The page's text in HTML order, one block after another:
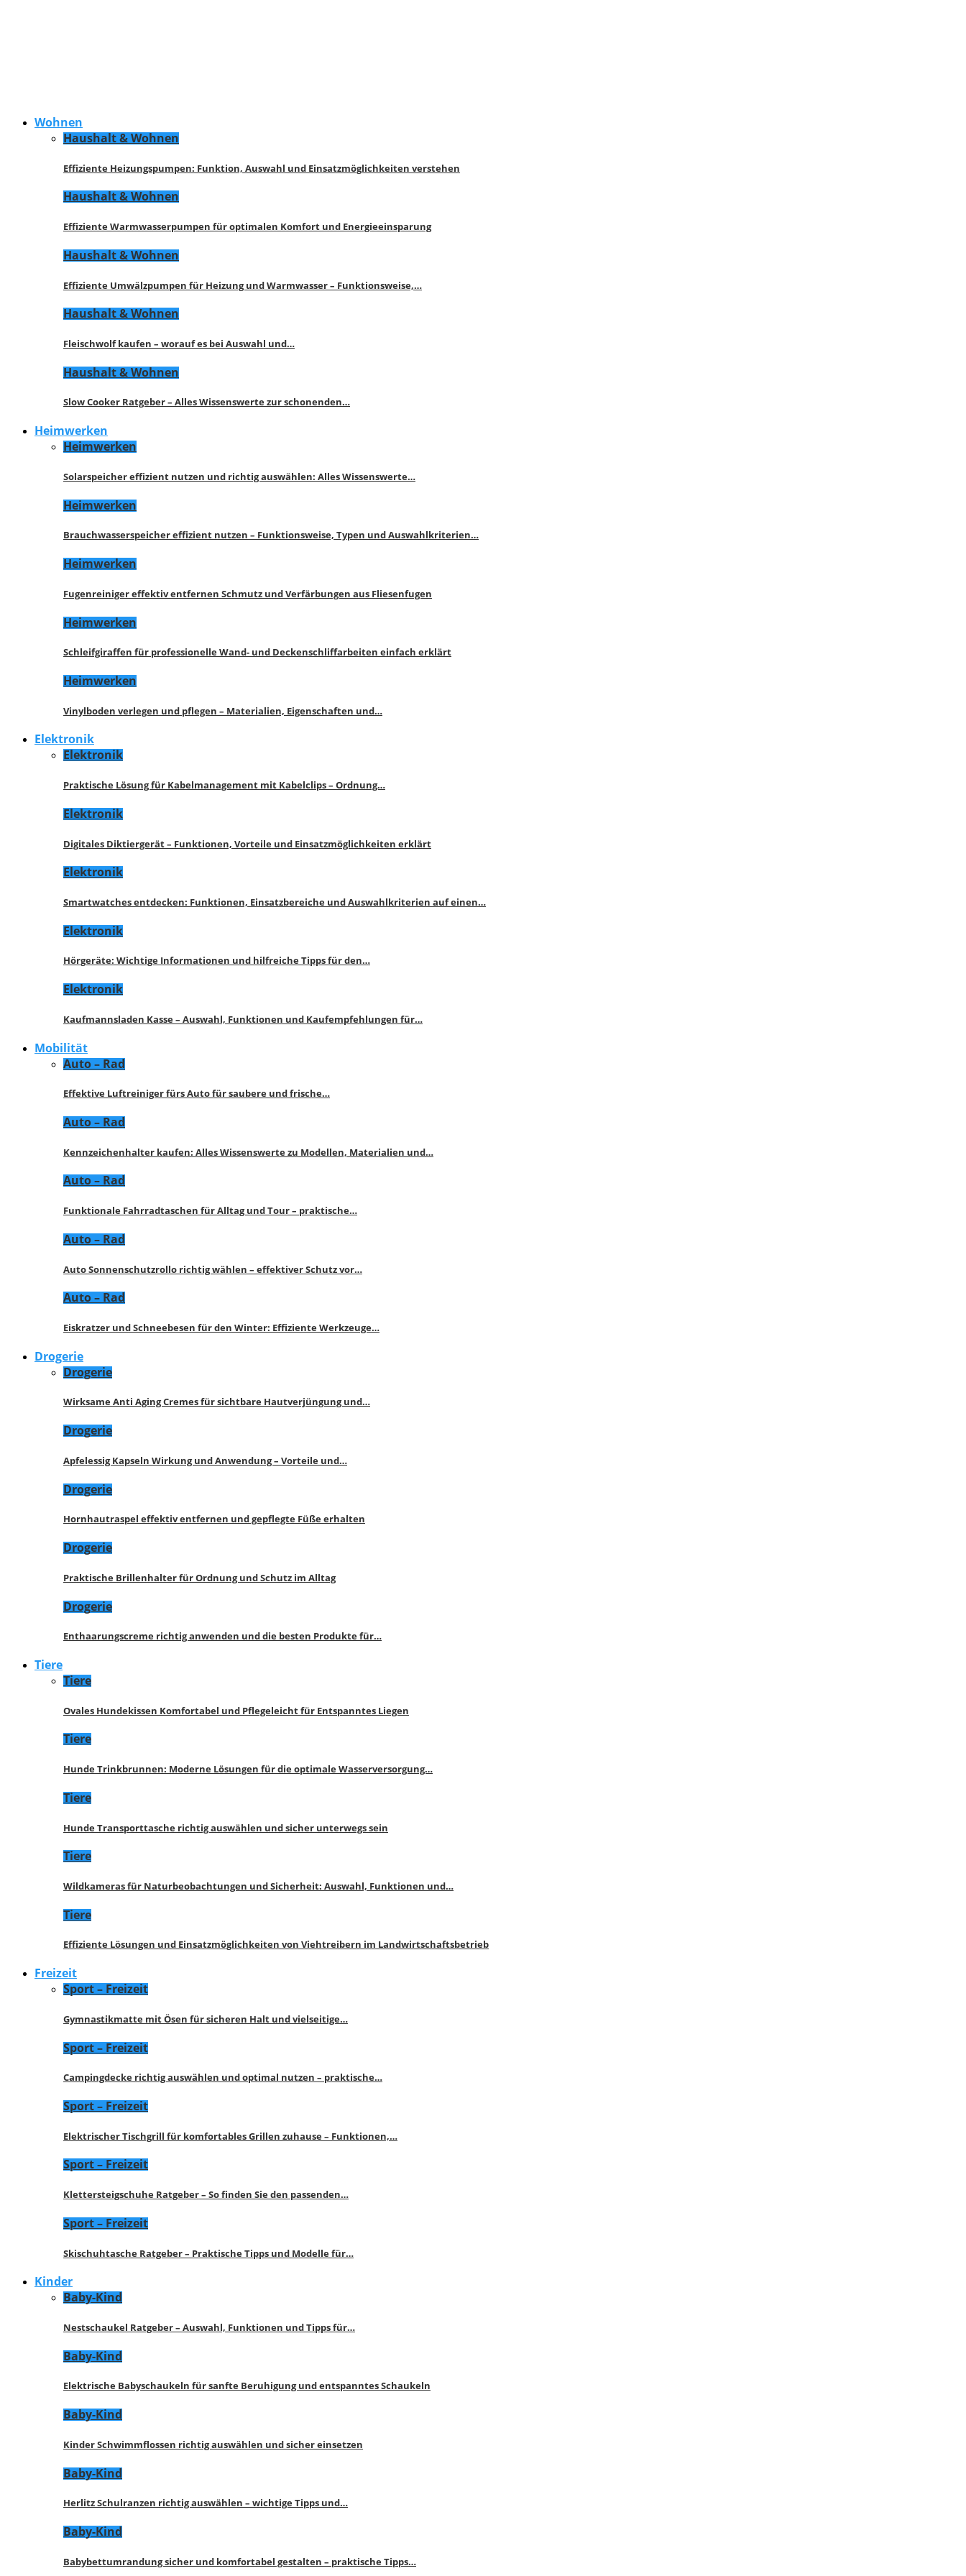
Wohnen
Haushalt & Wohnen
Effiziente Heizungspumpen: Funktion, Auswahl und Einsatzmöglichkeiten verstehen
Haushalt & Wohnen
Effiziente Warmwasserpumpen für optimalen Komfort und Energieeinsparung
Haushalt & Wohnen
Effiziente Umwälzpumpen für Heizung und Warmwasser – Funktionsweise,…
Haushalt & Wohnen
Fleischwolf kaufen – worauf es bei Auswahl und…
Haushalt & Wohnen
Slow Cooker Ratgeber – Alles Wissenswerte zur schonenden…
Heimwerken
Heimwerken
Solarspeicher effizient nutzen und richtig auswählen: Alles Wissenswerte…
Heimwerken
Brauchwasserspeicher effizient nutzen – Funktionsweise, Typen und Auswahlkriterien…
Heimwerken
Fugenreiniger effektiv entfernen Schmutz und Verfärbungen aus Fliesenfugen
Heimwerken
Schleifgiraffen für professionelle Wand- und Deckenschliffarbeiten einfach erklärt
Heimwerken
Vinylboden verlegen und pflegen – Materialien, Eigenschaften und…
Elektronik
Elektronik
Praktische Lösung für Kabelmanagement mit Kabelclips – Ordnung…
Elektronik
Digitales Diktiergerät – Funktionen, Vorteile und Einsatzmöglichkeiten erklärt
Elektronik
Smartwatches entdecken: Funktionen, Einsatzbereiche und Auswahlkriterien auf einen…
Elektronik
Hörgeräte: Wichtige Informationen und hilfreiche Tipps für den…
Elektronik
Kaufmannsladen Kasse – Auswahl, Funktionen und Kaufempfehlungen für…
Mobilität
Auto – Rad
Effektive Luftreiniger fürs Auto für saubere und frische…
Auto – Rad
Kennzeichenhalter kaufen: Alles Wissenswerte zu Modellen, Materialien und…
Auto – Rad
Funktionale Fahrradtaschen für Alltag und Tour – praktische…
Auto – Rad
Auto Sonnenschutzrollo richtig wählen – effektiver Schutz vor…
Auto – Rad
Eiskratzer und Schneebesen für den Winter: Effiziente Werkzeuge…
Drogerie
Drogerie
Wirksame Anti Aging Cremes für sichtbare Hautverjüngung und…
Drogerie
Apfelessig Kapseln Wirkung und Anwendung – Vorteile und…
Drogerie
Hornhautraspel effektiv entfernen und gepflegte Füße erhalten
Drogerie
Praktische Brillenhalter für Ordnung und Schutz im Alltag
Drogerie
Enthaarungscreme richtig anwenden und die besten Produkte für…
Tiere
Tiere
Ovales Hundekissen Komfortabel und Pflegeleicht für Entspanntes Liegen
Tiere
Hunde Trinkbrunnen: Moderne Lösungen für die optimale Wasserversorgung…
Tiere
Hunde Transporttasche richtig auswählen und sicher unterwegs sein
Tiere
Wildkameras für Naturbeobachtungen und Sicherheit: Auswahl, Funktionen und…
Tiere
Effiziente Lösungen und Einsatzmöglichkeiten von Viehtreibern im Landwirtschaftsbetrieb
Freizeit
Sport – Freizeit
Gymnastikmatte mit Ösen für sicheren Halt und vielseitige…
Sport – Freizeit
Campingdecke richtig auswählen und optimal nutzen – praktische…
Sport – Freizeit
Elektrischer Tischgrill für komfortables Grillen zuhause – Funktionen,…
Sport – Freizeit
Klettersteigschuhe Ratgeber – So finden Sie den passenden…
Sport – Freizeit
Skischuhtasche Ratgeber – Praktische Tipps und Modelle für…
Kinder
Baby-Kind
Nestschaukel Ratgeber – Auswahl, Funktionen und Tipps für…
Baby-Kind
Elektrische Babyschaukeln für sanfte Beruhigung und entspanntes Schaukeln
Baby-Kind
Kinder Schwimmflossen richtig auswählen und sicher einsetzen
Baby-Kind
Herlitz Schulranzen richtig auswählen – wichtige Tipps und…
Baby-Kind
Babybettumrandung sicher und komfortabel gestalten – praktische Tipps…